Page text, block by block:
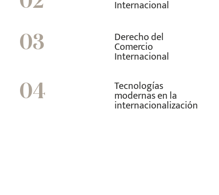
Internacional
03 Derecho del
Comercio
Internacional
04 Tecnologías
modernas en la
internacionalización